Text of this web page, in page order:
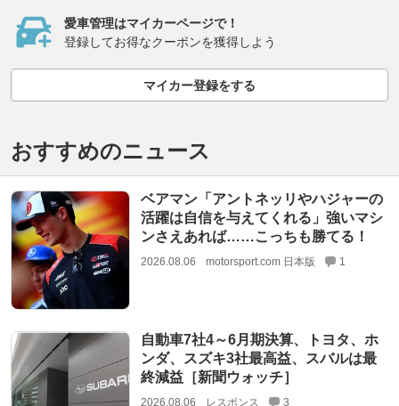
愛車管理はマイカーページで！
登録してお得なクーポンを獲得しよう
マイカー登録をする
おすすめのニュース
ベアマン「アントネッリやハジャーの
活躍は自信を与えてくれる」強いマシ
ンさえあれば……こっちも勝てる！
2026.08.06 motorsport.com 日本版 1
自動車7社4～6月期決算、トヨタ、ホ
ンダ、スズキ3社最高益、スバルは最
終減益［新聞ウォッチ］
2026.08.06 レスポンス 3